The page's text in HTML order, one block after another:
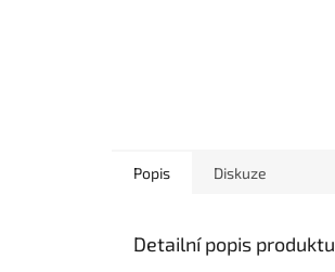
Popis Diskuze
Detailní popis produktu